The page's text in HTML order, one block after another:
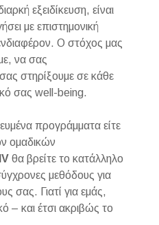
εξειδίκευση, είναι
με επιστημονική
Ο στόχος μας
να σας
στηρίξουμε σε κάθε
σας well-being.
προγράμματα είτε
ομαδικών
θα βρείτε το κατάλληλο
μεθόδους για
σας. Γιατί για εμάς,
– και έτσι ακριβώς το